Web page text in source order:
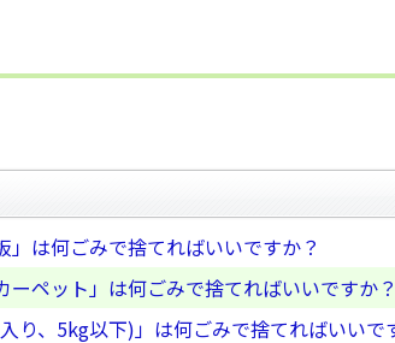
」は何ごみで捨てればいいですか？
ーペット」は何ごみで捨てればいいですか？
り、5kg以下)」は何ごみで捨てればいいで